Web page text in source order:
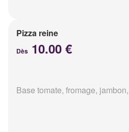
Pizza reine
Dès 10.00 €
Base tomate, fromage,